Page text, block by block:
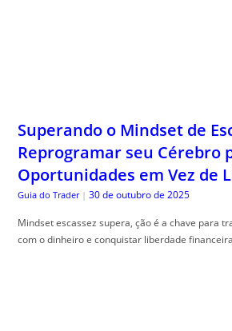
Superando o Mindset de
Reprogramar seu Cérebro
Oportunidades em Vez de
Guia do Trader | 30 de outubro de 2025
Mindset escassez supera, ção é a chave para
com o dinheiro e conquistar liberdade